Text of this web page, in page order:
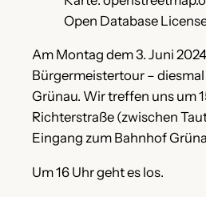
Open Database
Am Montag dem 3. Juni
Bürgermeistertour –
Grünau. Wir treffen uns um
Richterstraße (zwischen
Eingang zum Bahnhof
Um 16 Uhr geht es los.